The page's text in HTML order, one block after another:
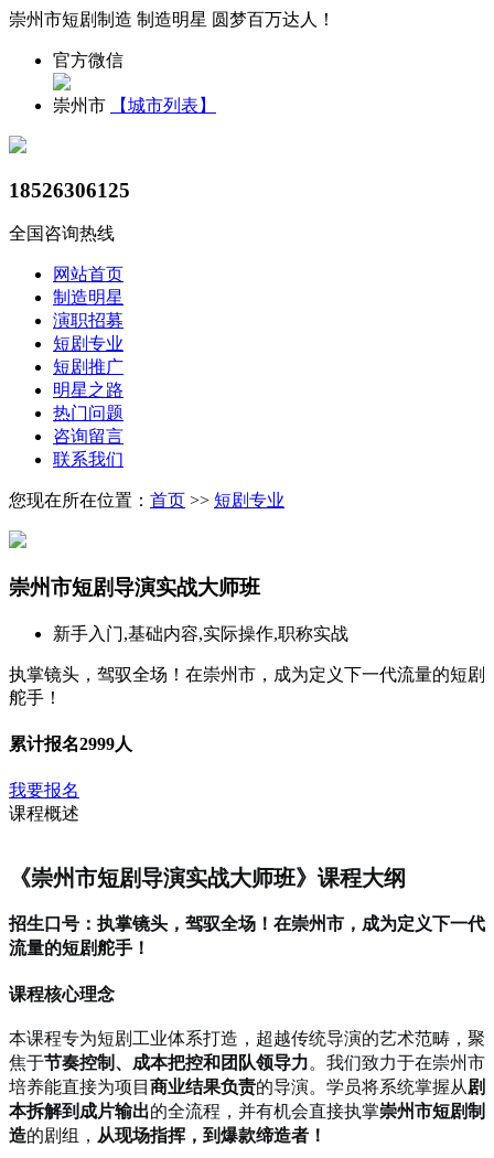
崇州市短剧制造 制造明星 圆梦百万达人！
官方微信
崇州市 【城市列表】
18526306125
全国咨询热线
网站首页
制造明星
演职招募
短剧专业
短剧推广
明星之路
热门问题
咨询留言
联系我们
您现在所在位置： 首页 >> 短剧专业
崇州市短剧导演实战大师班
新手入门,基础内容,实际操作,职称实战
执掌镜头，驾驭全场！在崇州市，成为定义下一代流量的短剧
舵手！
累计报名2999人
我要报名
课程概述
《崇州市短剧导演实战大师班》课程大纲
招生口号：执掌镜头，驾驭全场！在崇州市，成为定义下一代
流量的短剧舵手！
课程核心理念
本课程专为短剧工业体系打造，超越传统导演的艺术范畴，聚
焦于节奏控制、成本把控和团队领导力。我们致力于在崇州市
培养能直接为项目商业结果负责的导演。学员将系统掌握从剧
本拆解到成片输出的全流程，并有机会直接执掌崇州市短剧制
造的剧组， 从现场指挥，到爆款缔造者！